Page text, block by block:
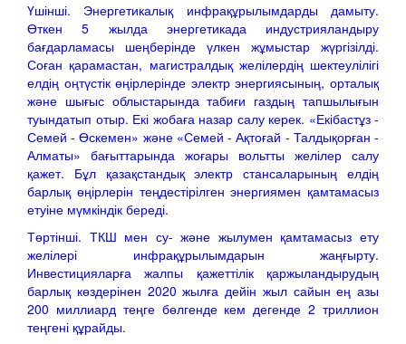
Үшінші. Энергетикалық инфрақұрылымдарды дамыту.
Өткен 5 жылда энергетикада индустрияландыру
бағдарламасы шеңберінде үлкен жұмыстар жүргізілді.
Соған қарамастан, магистралдық желілердің шектеулілігі
елдің оңтүстік өңірлерінде электр энергиясының, орталық
және шығыс облыстарында табиғи газдың тапшылығын
туындатып отыр. Екі жобаға назар салу керек. «Екібастұз -
Семей - Өскемен» және «Семей - Ақтоғай - Талдықорған -
Алматы» бағыттарында жоғары вольтты желілер салу
қажет. Бұл қазақстандық электр стансаларының елдің
барлық өңірлерін теңдестірілген энергиямен қамтамасыз
етуіне мүмкіндік береді.
Төртінші. ТКШ мен су- және жылумен қамтамасыз ету
желілері инфрақұрылымдарын жаңғырту.
Инвестицияларға жалпы қажеттілік қаржыландырудың
барлық көздерінен 2020 жылға дейін жыл сайын ең азы
200 миллиард теңге бөлгенде кем дегенде 2 триллион
теңгені құрайды.